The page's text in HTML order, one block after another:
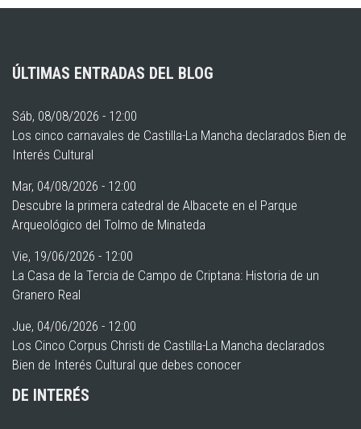
ÚLTIMAS ENTRADAS DEL BLOG
Sáb, 08/08/2026 - 12:00
Los cinco carnavales de Castilla-La Mancha declarados Bien de
Interés Cultural
Mar, 04/08/2026 - 12:00
Descubre la primera catedral de Albacete en el Parque
Arqueológico del Tolmo de Minateda
Vie, 19/06/2026 - 12:00
La Casa de la Tercia de Campo de Criptana: Historia de un
Granero Real
Jue, 04/06/2026 - 12:00
Los Cinco Corpus Christi de Castilla-La Mancha declarados
Bien de Interés Cultural que debes conocer
DE INTERÉS